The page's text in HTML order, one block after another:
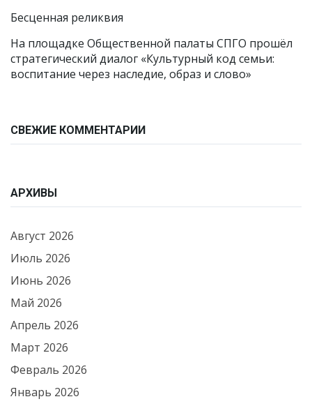
Бесценная реликвия
На площадке Общественной палаты СПГО прошёл
стратегический диалог «Культурный код семьи:
воспитание через наследие, образ и слово»
СВЕЖИЕ КОММЕНТАРИИ
АРХИВЫ
Август 2026
Июль 2026
Июнь 2026
Май 2026
Апрель 2026
Март 2026
Февраль 2026
Январь 2026